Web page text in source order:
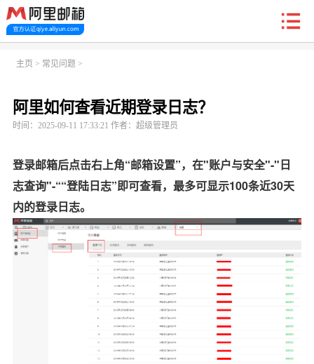
首页 阿里企业邮箱 信创邮
常见问题 关于我们
主页 > 常见问题 >
阿里如何查看近期登录日志？
时间：2025-09-11 17:33:21 作者：超级管理员
登录邮箱后点击右上角“邮箱设置”，在"账户与安全"-"日
志查询"-““登陆日志”即可查看，最多可显示100条近30天
内的登录日志。